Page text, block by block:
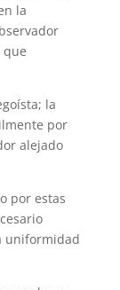
la
la
por
alejado
por estas
uniformidad